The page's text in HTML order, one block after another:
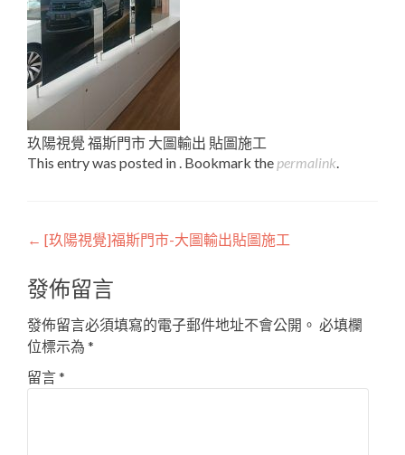
玖陽視覺 福斯門市 大圖輸出 貼圖施工
This entry was posted in . Bookmark the permalink.
Post
navigation
← [玖陽視覺]福斯門市-大圖輸出貼圖施工
發佈留言
發佈留言必須填寫的電子郵件地址不會公開。 必填欄
位標示為 *
留言*